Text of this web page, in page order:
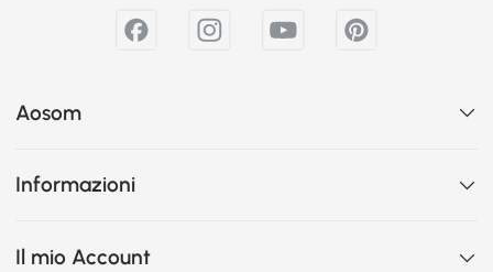
Aosom
Informazioni
Il mio Account